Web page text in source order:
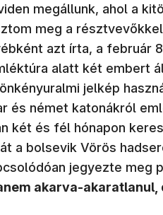
megállunk, ahol a
meg a
azt írta, a február
alatt két embert
jelkép
és német katonákról
két és fél hónapon
a bolsevik Vörös
jegyezte meg
akarva-akaratlanul,